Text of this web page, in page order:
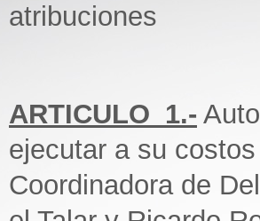
atribuciones
ARTICULO_1.-
ejecutar a su
Coordinadora de